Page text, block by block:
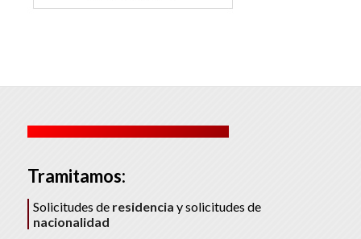
Tramitamos:
Solicitudes de residencia y solicitudes de
nacionalidad